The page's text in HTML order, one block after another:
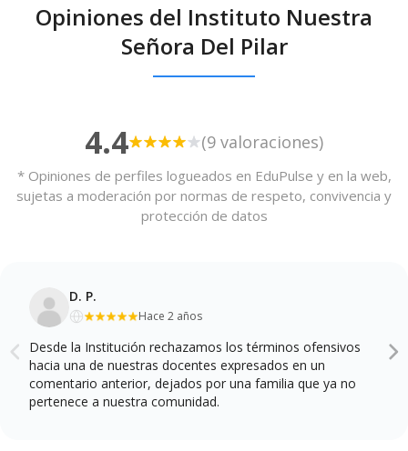
Opiniones del Instituto Nuestra
Señora Del Pilar
4.4 (9 valoraciones)
* Opiniones de perfiles logueados en EduPulse y en la web,
sujetas a moderación por normas de respeto, convivencia y
protección de datos
D. P.
Hace 2 años
Desde la Institución rechazamos los términos ofensivos
hacia una de nuestras docentes expresados en un
comentario anterior, dejados por una familia que ya no
pertenece a nuestra comunidad.